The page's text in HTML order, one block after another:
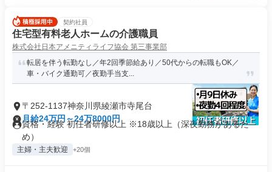
契約社員
住宅型有料老人ホームの介護職員
株式会社日本アメニティライフ協会 第三事業部
転居を伴う転勤なし／年2回季節給あり／50代からの転職もOK／
車・バイク通勤可／夜勤手当支...
〒252-1137神奈川県綾瀬市寺尾台
月給24万円～24万8000円
資格・経験 初任者研修以上 ※18歳以上（深夜勤務があるた
め）
主婦・主夫歓迎 +20個